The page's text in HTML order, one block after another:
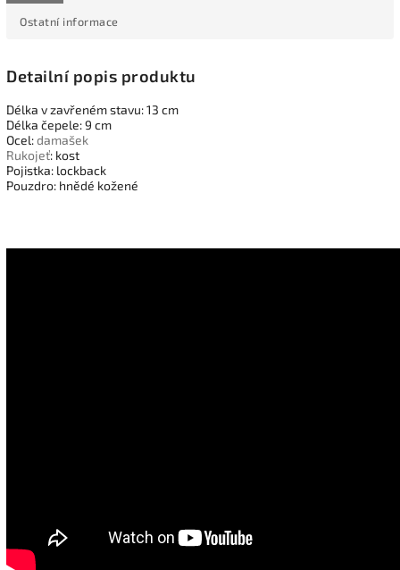
Ostatní informace
Detailní popis produktu
Délka v zavřeném stavu: 13 cm
Délka čepele: 9 cm
Ocel:damašek
Rukojeť: kost
Pojistka: lockback
Pouzdro: hnědé kožené